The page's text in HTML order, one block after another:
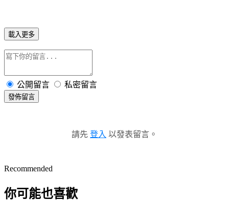
載入更多
公開留言 私密留言
發佈留言
請先 登入 以發表留言。
Recommended
你可能也喜歡